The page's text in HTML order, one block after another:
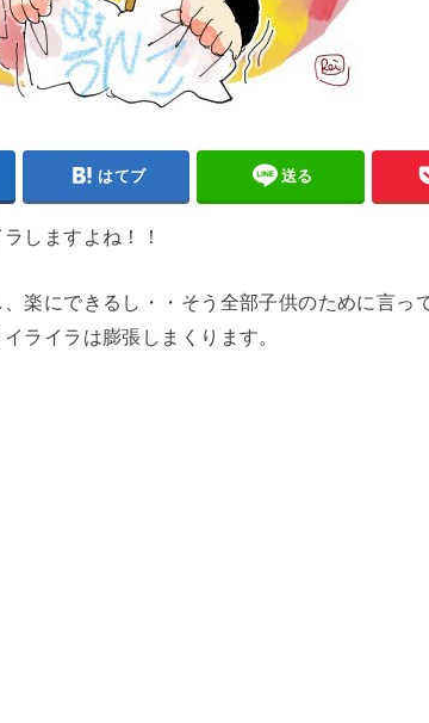
はてブ 送る
しますよね！！
楽にできるし・・そう全部子供のために言っ
ライラは膨張しまくります。